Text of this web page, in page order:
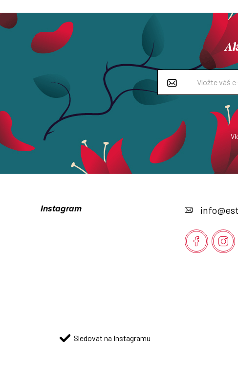
Instagram
Sledovat na Instagramu
info@